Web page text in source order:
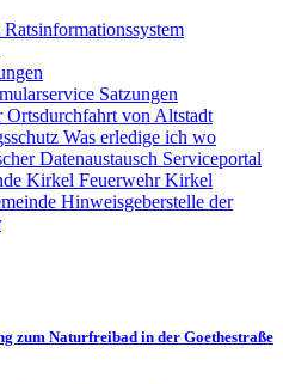
Ratsinformationssystem
Satzungen
Ortsdurchfahrt von Altstadt
Was erledige ich wo
Datenaustausch Serviceportal
Kirkel Feuerwehr Kirkel
Hinweisgeberstelle der
zum Naturfreibad in der Goethestraße